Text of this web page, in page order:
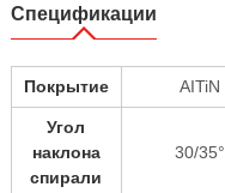
Спецификации
Покрытие AITiN
Угол
наклона
спирали
30/35°